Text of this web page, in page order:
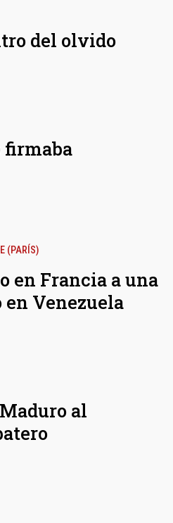
del olvido
firmaba
(PARÍS)
en Francia a una
Venezuela
al